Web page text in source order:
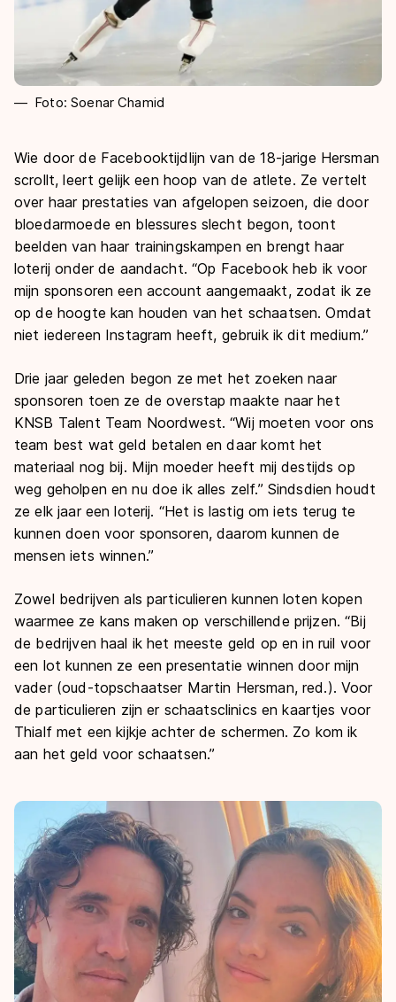
Foto: Soenar Chamid
Wie door de Facebooktijdlijn van de 18-jarige Hersman
scrollt, leert gelijk een hoop van de atlete. Ze vertelt
over haar prestaties van afgelopen seizoen, die door
bloedarmoede en blessures slecht begon, toont
beelden van haar trainingskampen en brengt haar
loterij onder de aandacht. “Op Facebook heb ik voor
mijn sponsoren een account aangemaakt, zodat ik ze
op de hoogte kan houden van het schaatsen. Omdat
niet iedereen Instagram heeft, gebruik ik dit medium.”
Drie jaar geleden begon ze met het zoeken naar
sponsoren toen ze de overstap maakte naar het
KNSB Talent Team Noordwest. “Wij moeten voor ons
team best wat geld betalen en daar komt het
materiaal nog bij. Mijn moeder heeft mij destijds op
weg geholpen en nu doe ik alles zelf.” Sindsdien houdt
ze elk jaar een loterij. “Het is lastig om iets terug te
kunnen doen voor sponsoren, daarom kunnen de
mensen iets winnen.”
Zowel bedrijven als particulieren kunnen loten kopen
waarmee ze kans maken op verschillende prijzen. “Bij
de bedrijven haal ik het meeste geld op en in ruil voor
een lot kunnen ze een presentatie winnen door mijn
vader (oud-topschaatser Martin Hersman, red.). Voor
de particulieren zijn er schaatsclinics en kaartjes voor
Thialf met een kijkje achter de schermen. Zo kom ik
aan het geld voor schaatsen.”